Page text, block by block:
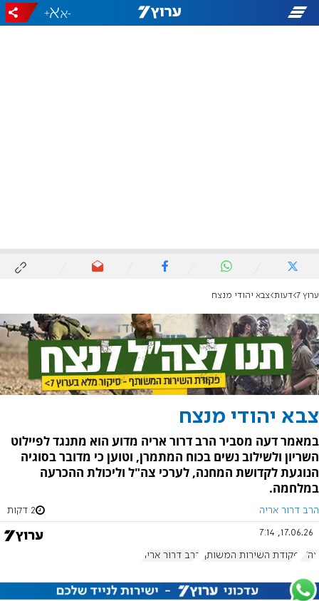
-
+
ערוץ 7 דעות צבא יהודי מנצח
צבא יהודי מנצח
במאמר דעה מסביר הרב דרור אריה מדוע הוא מתנגד לפיילוט
השריון ולשילוב נשים בכוח המתמרן, וטוען כי מדובר בסוגיה
הנוגעת לקדושת המחנה, לערכי צה"ל וליכולת ההכרעה
במלחמה.
הרב דרור אריה 2 דקות
17.06.26, 7:14
צה"ל פקודת השירות המשותף הרב דרור אריה